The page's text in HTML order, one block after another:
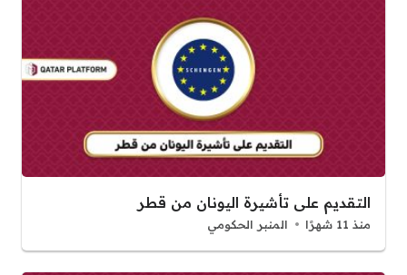
التقديم على تأشيرة اليونان من قطر
منذ 11 شهرًا المنبر الحكومي